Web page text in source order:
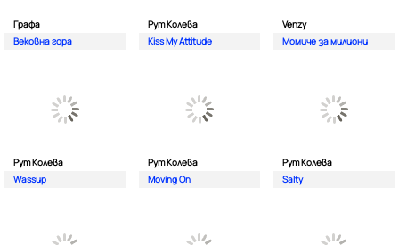
Графа
Вековна гора
Рут Колева
Kiss My Attitude
Venzy
Момиче за милиони
Рут Колева
Wassup
Рут Колева
Moving On
Рут Колева
Salty